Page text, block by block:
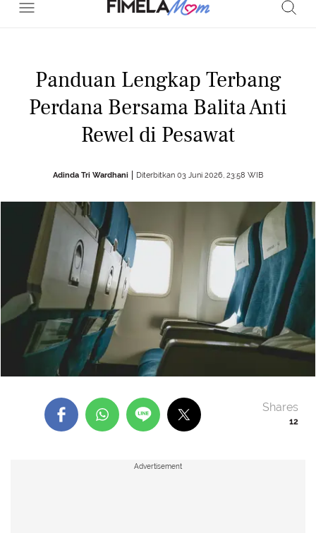
Panduan Lengkap Terbang
Perdana Bersama Balita Anti
Rewel di Pesawat
Adinda Tri Wardhani Diterbitkan 03 Juni 2026, 23:58 WIB
12
Shares
Advertisement